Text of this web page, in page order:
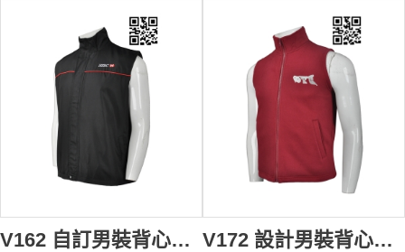
V162 自訂男裝背心外套款式 訂造LOGO背心外套款式 冇袖風褸 金融機構 銀行背心 設計背心外套款式 背心外套專門店 V172 設計男裝背心外套款式 訂做LOGO背心外套款式 針織衛衣背心 自訂背心外套款式 背心外套廠房